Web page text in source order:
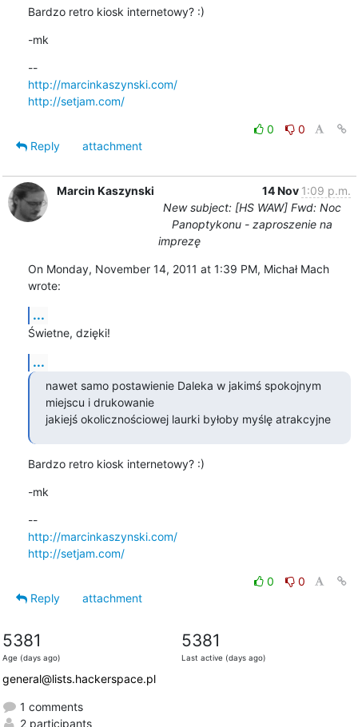
Bardzo retro kiosk internetowy? :)
-mk
http://marcinkaszynski.com/
http://setjam.com/
0
0
Reply
attachment
Marcin Kaszynski 14 Nov 1:09 p.m.
New subject: [HS WAW] Fwd: Noc
Panoptykonu - zaproszenie na
imprezę
On Monday, November 14, 2011 at 1:39 PM, Michał Mach
wrote:
...
Świetne, dzięki!
...
nawet samo postawienie Daleka w jakimś spokojnym
miejscu i drukowanie
jakiejś okolicznościowej laurki byłoby myślę atrakcyjne
Bardzo retro kiosk internetowy? :)
-mk
http://marcinkaszynski.com/
http://setjam.com/
0
0
Reply
attachment
5381
Age (days ago)
5381
Last active (days ago)
general@lists.hackerspace.pl
1 comments
2 participants